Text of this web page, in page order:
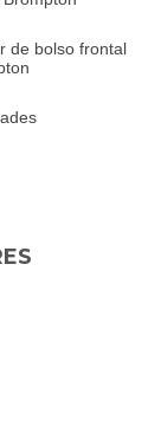
de bolso frontal